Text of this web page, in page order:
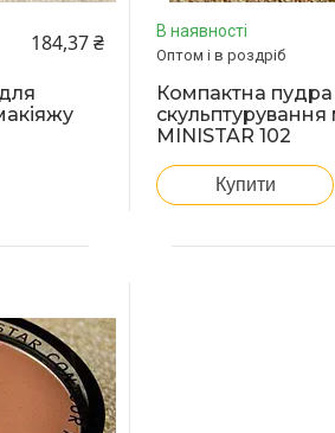
184,37 ₴ В наявності
Оптом і в роздріб
Компактна
скульптурування
MINISTAR 102
Купити